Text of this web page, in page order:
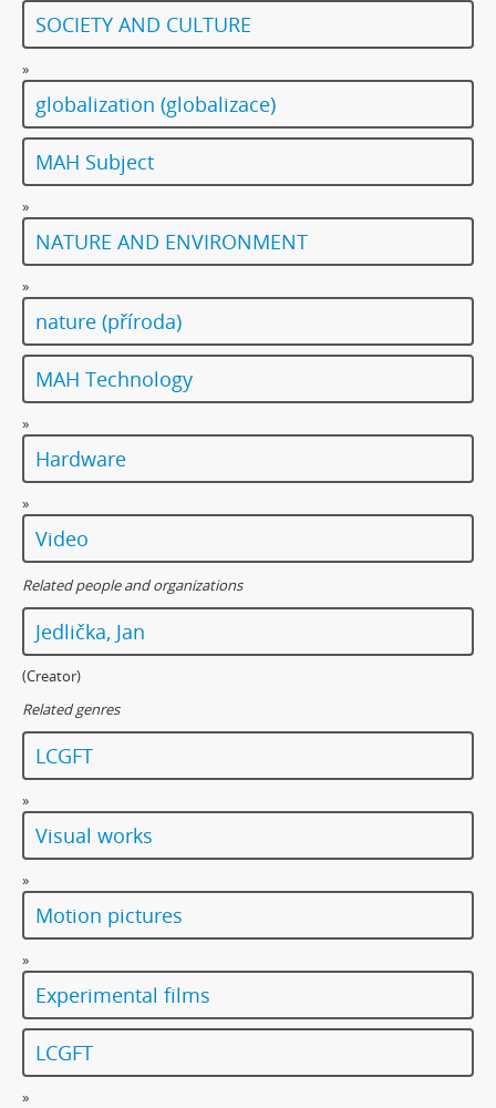
SOCIETY AND CULTURE
»
globalization (globalizace)
MAH Subject
»
NATURE AND ENVIRONMENT
»
nature (příroda)
MAH Technology
»
Hardware
»
Video
Related people and organizations
Jedlička, Jan
(Creator)
Related genres
LCGFT
»
Visual works
»
Motion pictures
»
Experimental films
LCGFT
»